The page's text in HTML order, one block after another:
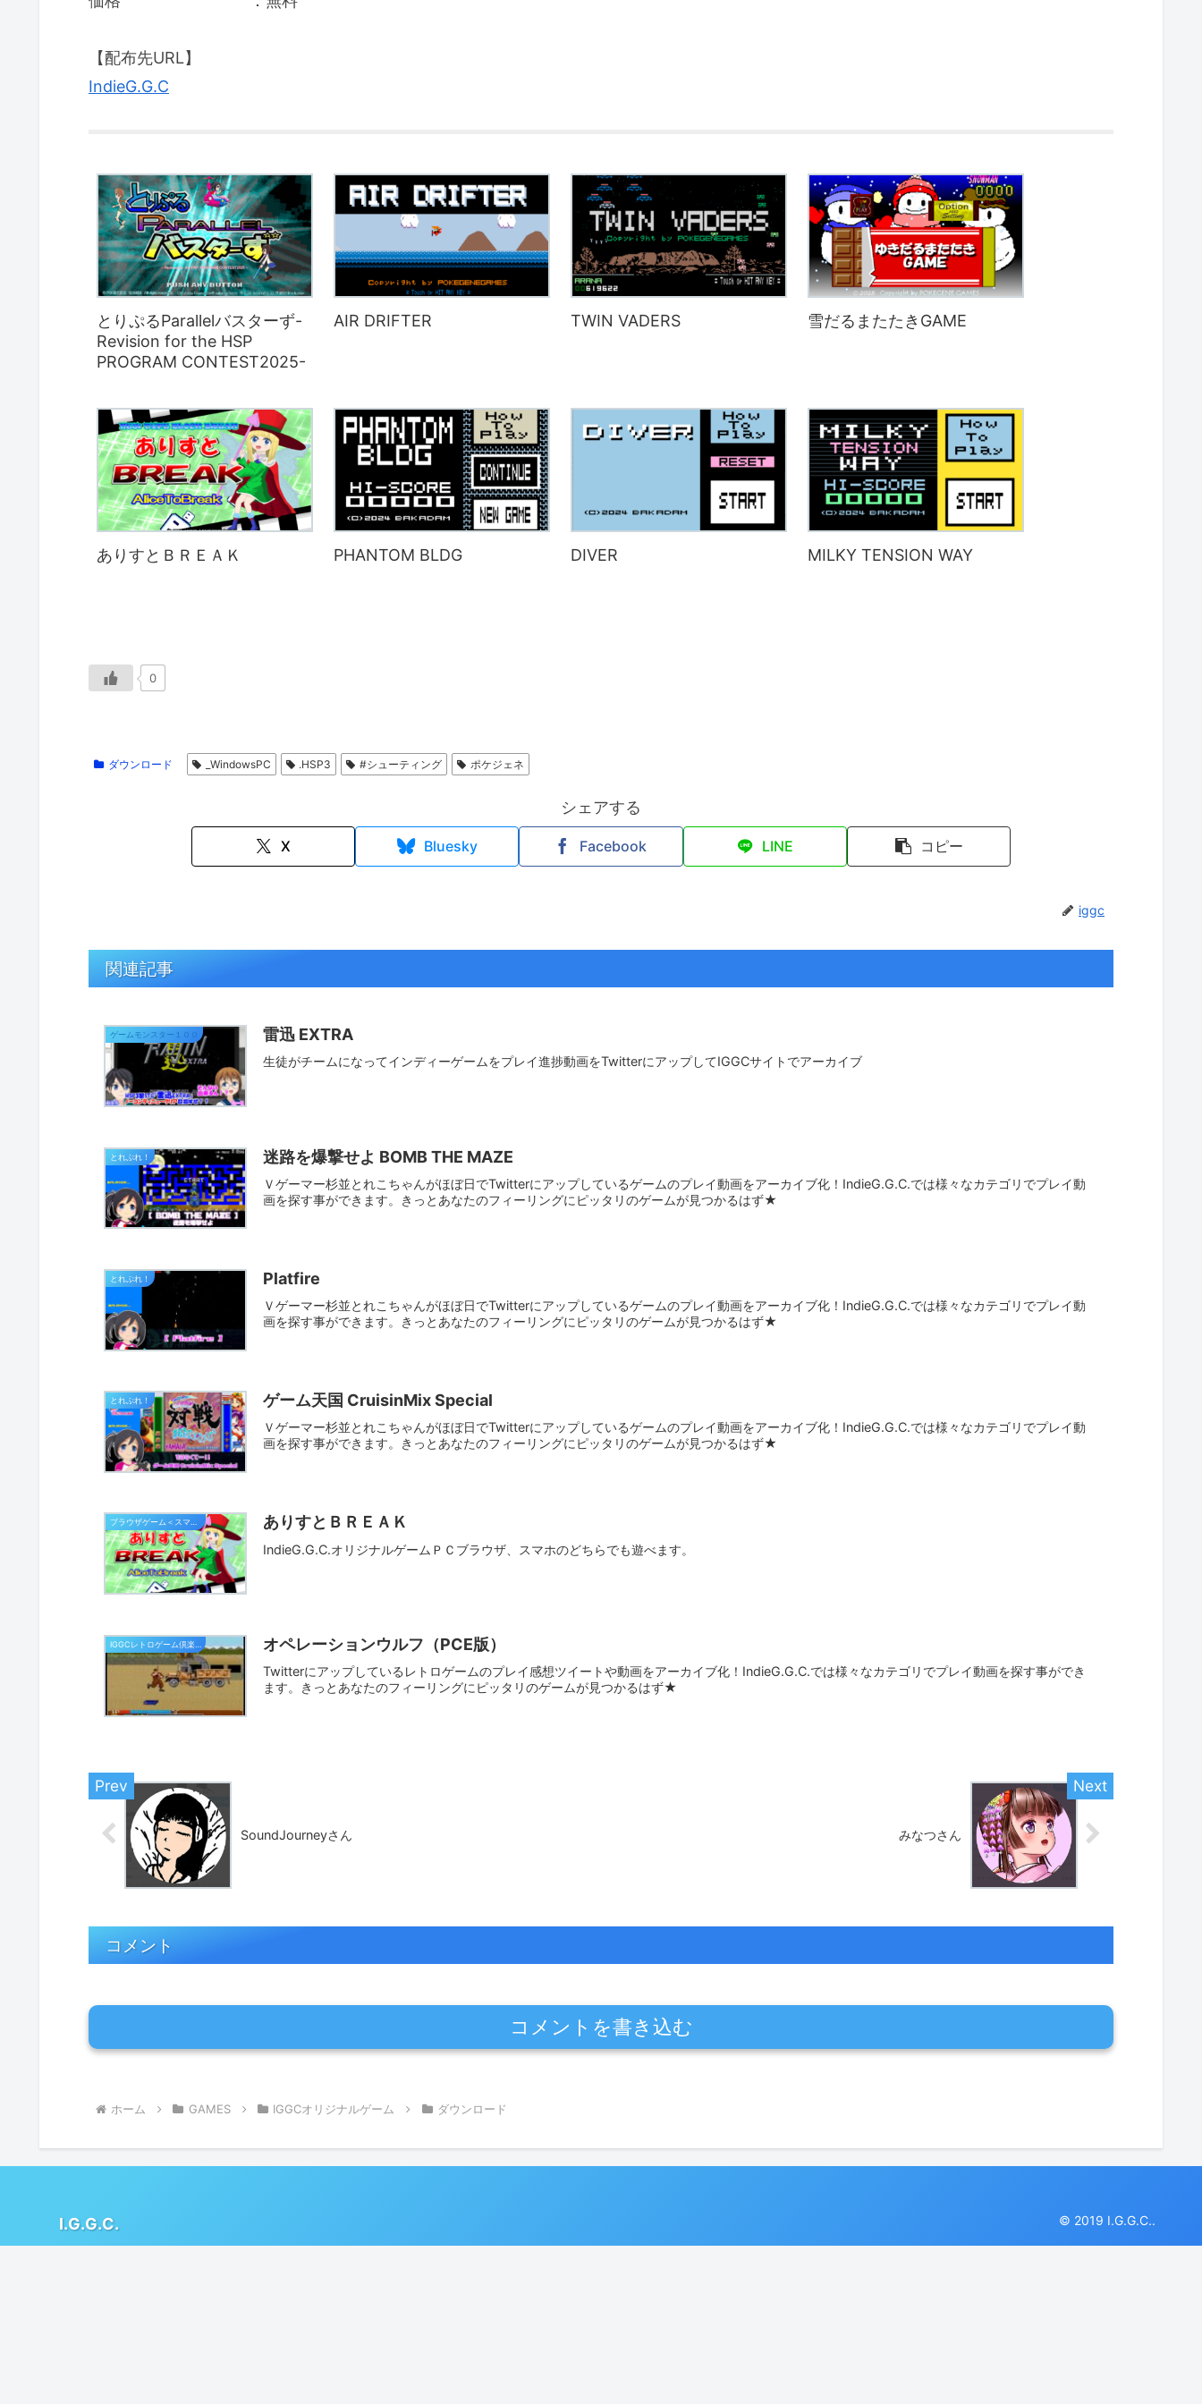
【配布先URL】
IndieG.G.C
とりぷるParallelバスターず-
Revision for the HSP
PROGRAM CONTEST2025-
AIR DRIFTER TWIN VADERS 雪だるまたたきGAME
ありすとＢＲＥＡＫ PHANTOM BLDG DIVER MILKY TENSION WAY
0
ダウンロード _WindowsPC .HSP3 #シューティング ポケジェネ
シェアする
X Bluesky Facebook LINE コピー
iggc
関連記事
ゲームモンスター１００ 雷迅 EXTRA
生徒がチームになってインディーゲームをプレイ進捗動画をTwitterにアップしてIGGCサイトでアーカイブ
とれぷれ！ 迷路を爆撃せよ BOMB THE MAZE
Ｖゲーマー杉並とれこちゃんがほぼ日でTwitterにアップしているゲームのプレイ動画をアーカイブ化！IndieG.G.C.では様々なカテゴリでプレイ動
画を探す事ができます。きっとあなたのフィーリングにピッタリのゲームが見つかるはず★
とれぷれ！ Platfire
Ｖゲーマー杉並とれこちゃんがほぼ日でTwitterにアップしているゲームのプレイ動画をアーカイブ化！IndieG.G.C.では様々なカテゴリでプレイ動
画を探す事ができます。きっとあなたのフィーリングにピッタリのゲームが見つかるはず★
とれぷれ！ ゲーム天国 CruisinMix Special
Ｖゲーマー杉並とれこちゃんがほぼ日でTwitterにアップしているゲームのプレイ動画をアーカイブ化！IndieG.G.C.では様々なカテゴリでプレイ動
画を探す事ができます。きっとあなたのフィーリングにピッタリのゲームが見つかるはず★
ブラウザゲーム＜スマホ対応＞ ありすとＢＲＥＡＫ
IndieG.G.C.オリジナルゲームＰＣブラウザ、スマホのどちらでも遊べます。
オペレーションウルフ（PCE版）
Twitterにアップしているレトロゲームのプレイ感想ツイートや動画をアーカイブ化！IndieG.G.C.では様々なカテゴリでプレイ動画を探す事ができ
ます。きっとあなたのフィーリングにピッタリのゲームが見つかるはず★
SoundJourneyさん みなつさん
コメント
コメントを書き込む
ホーム GAMES IGGCオリジナルゲーム ダウンロード
I.G.G.C. © 2019 I.G.G.C..